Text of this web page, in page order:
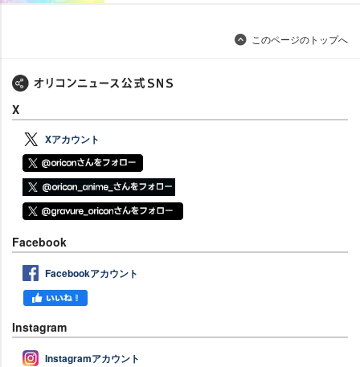
このページのトップへ
X
Xアカウント
Facebook
Facebookアカウント
Instagram
Instagramアカウント